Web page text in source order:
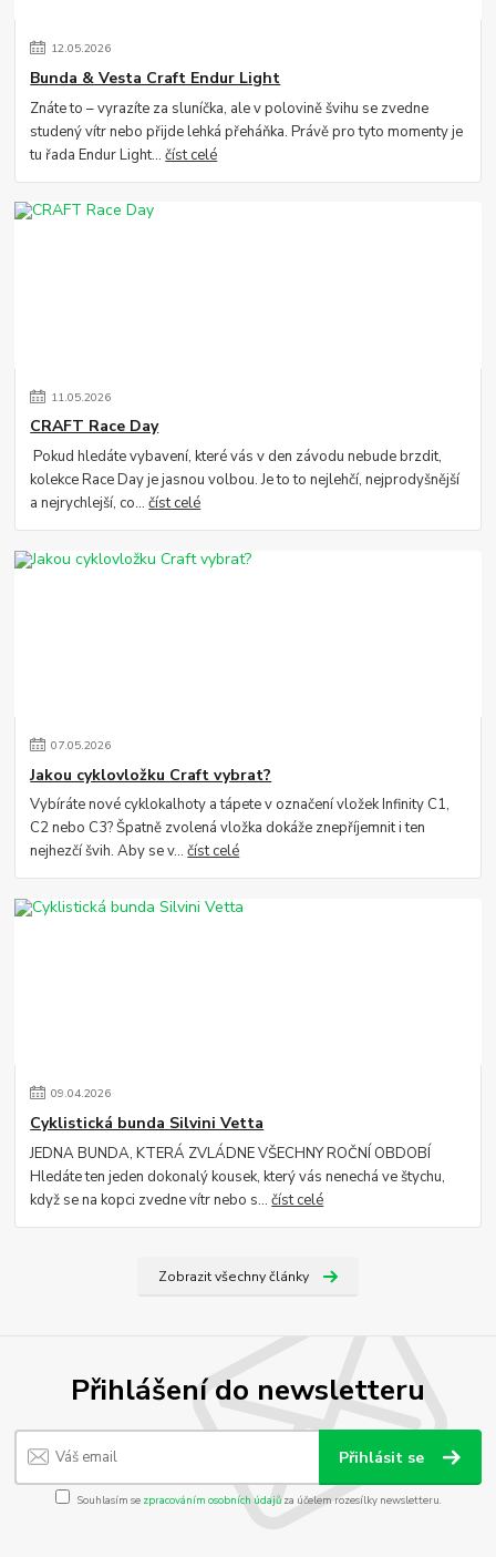
12.05.2026
Bunda & Vesta Craft Endur Light
Znáte to – vyrazíte za sluníčka, ale v polovině švihu se zvedne
studený vítr nebo přijde lehká přeháňka. Právě pro tyto momenty je
tu řada Endur Light...číst celé
11.05.2026
CRAFT Race Day
Pokud hledáte vybavení, které vás v den závodu nebude brzdit,
kolekce Race Day je jasnou volbou. Je to to nejlehčí, nejprodyšnější
a nejrychlejší, co...číst celé
07.05.2026
Jakou cyklovložku Craft vybrat?
Vybíráte nové cyklokalhoty a tápete v označení vložek Infinity C1,
C2 nebo C3? Špatně zvolená vložka dokáže znepříjemnit i ten
nejhezčí švih. Aby se v...číst celé
09.04.2026
Cyklistická bunda Silvini Vetta
JEDNA BUNDA, KTERÁ ZVLÁDNE VŠECHNY ROČNÍ OBDOBÍ
Hledáte ten jeden dokonalý kousek, který vás nenechá ve štychu,
když se na kopci zvedne vítr nebo s...číst celé
Zobrazit všechny články
Přihlášení do newsletteru
Přihlásit se
Souhlasím se zpracováním osobních údajůza účelem rozesílky newsletteru.